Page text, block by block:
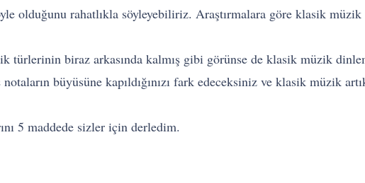
olduğunu rahatlıkla söyleyebiliriz. Araştırmalara göre klasik
biraz arkasında kalmış gibi görünse de klasik müzik
büyüsüne kapıldığınızı fark edeceksiniz ve klasik müzik
5 maddede sizler için derledim.